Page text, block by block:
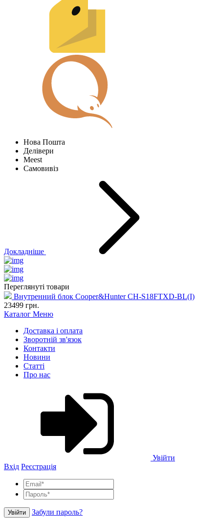
Нова Пошта
Делівери
Meest
Самовивіз
Докладніше
Переглянуті товари
Внутренний блок Cooper&Hunter CH-S18FTXD-BL(I)
23499 грн.
Каталог Меню
Доставка і оплата
Зворотній зв'язок
Контакти
Новини
Статті
Про нас
Увійти
Вхід Реєстрація
Увійти Забули пароль?